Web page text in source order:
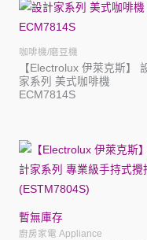
咖啡機/磨豆機
【Electrolux 伊萊克斯】
家系列 美式咖啡機
ECM7814S
暫無庫存
廚房家電 Appliance